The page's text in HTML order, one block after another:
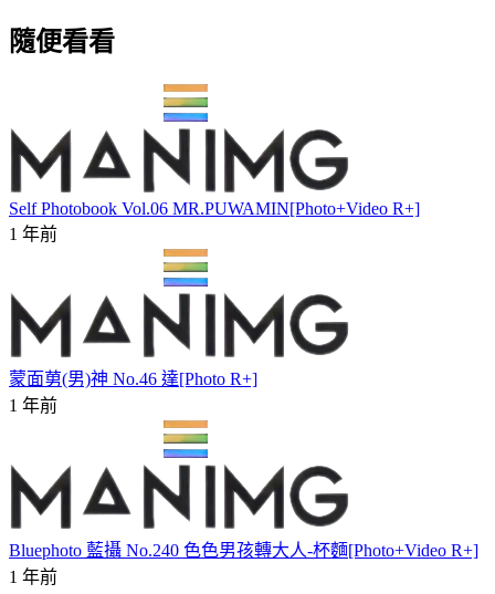
隨便看看
Self Photobook Vol.06 MR.PUWAMIN[Photo+Video R+]
1 年前
蒙面莮(男)神 No.46 達[Photo R+]
1 年前
Bluephoto 藍攝 No.240 色色男孩轉大人-杯麵[Photo+Video R+]
1 年前